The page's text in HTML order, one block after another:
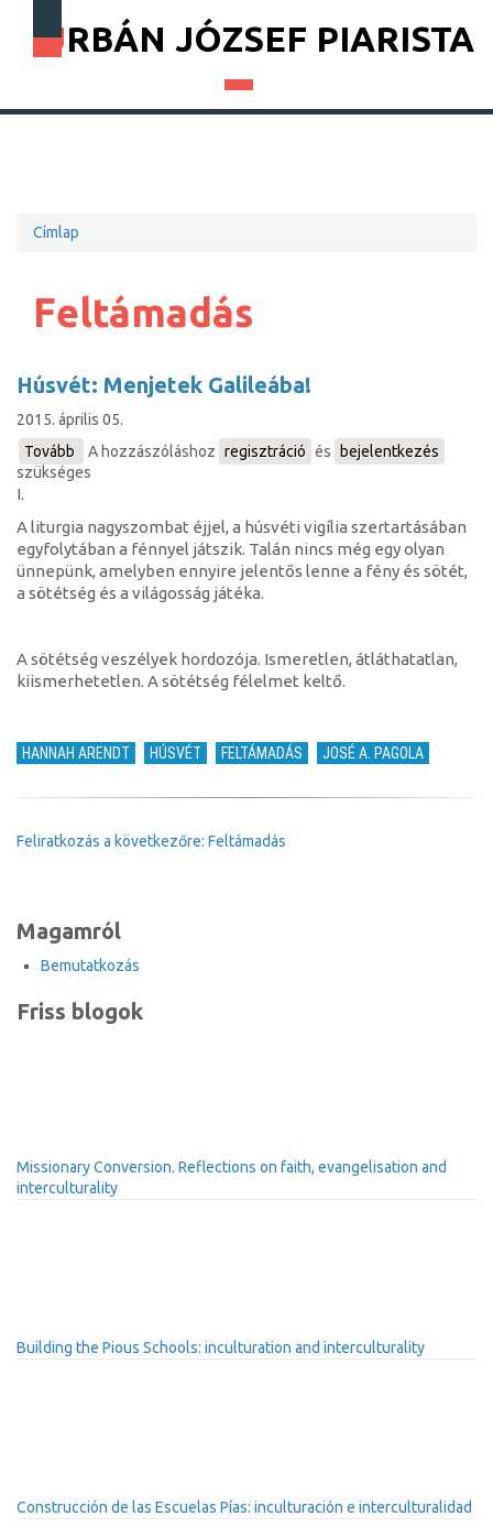
URBÁN JÓZSEF PIARISTA
Címlap
Feltámadás
Húsvét: Menjetek Galileába!
2015. április 05.
Tovább
(Húsvét:
Menjetek
A hozzászóláshoz regisztráció és
bejelentkezés
szükséges
I.
A liturgia nagyszombat éjjel, a húsvéti vigília szertartásában
egyfolytában a fénnyel játszik. Talán nincs még egy olyan
ünnepünk, amelyben ennyire jelentős lenne a fény és sötét,
a sötétség és a világosság játéka.
A sötétség veszélyek hordozója. Ismeretlen, átláthatatlan,
kiismerhetetlen. A sötétség félelmet keltő.
HANNAH ARENDT HÚSVÉT FELTÁMADÁS JOSÉ A. PAGOLA
Feliratkozás a következőre: Feltámadás
Magamról
Bemutatkozás
Friss blogok
Missionary Conversion. Reflections on faith, evangelisation and
interculturality
Building the Pious Schools: inculturation and interculturality
Construcción de las Escuelas Pías: inculturación e interculturalidad